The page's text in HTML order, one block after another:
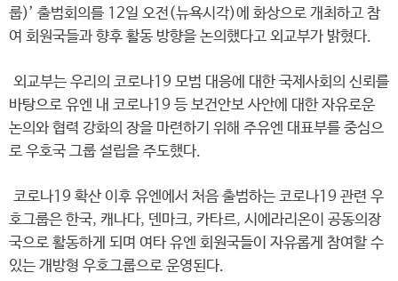
룹)’ 출범회의를 12일 오전(뉴욕시각)에 화상으로 개최하고 참
여 회원국들과 향후 활동 방향을 논의했다고 외교부가 밝혔다.
외교부는 우리의 코로나19 모범 대응에 대한 국제사회의 신뢰를
바탕으로 유엔 내 코로나19 등 보건안보 사안에 대한 자유로운
논의와 협력 강화의 장을 마련하기 위해 주유엔 대표부를 중심으
로 우호국 그룹 설립을 주도했다.
코로나19 확산 이후 유엔에서 처음 출범하는 코로나19 관련 우
호그룹은 한국, 캐나다, 덴마크, 카타르, 시에라리온이 공동의장
국으로 활동하게 되며 여타 유엔 회원국들이 자유롭게 참여할 수
있는 개방형 우호그룹으로 운영된다.